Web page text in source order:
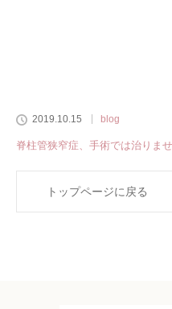
2019.10.15 blog
脊柱管狭窄症、手術では治りませ
トップページに戻る